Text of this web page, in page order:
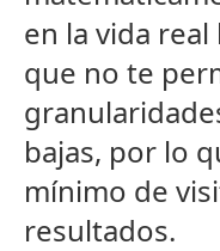
en la vida
que no te
bajas, por lo
mínimo de
resultados.